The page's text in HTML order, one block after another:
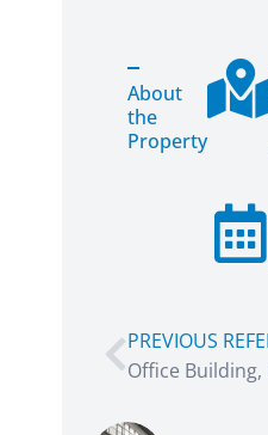
About
the
Property